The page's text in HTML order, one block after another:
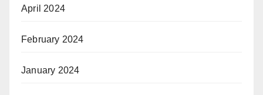
April 2024
February 2024
January 2024